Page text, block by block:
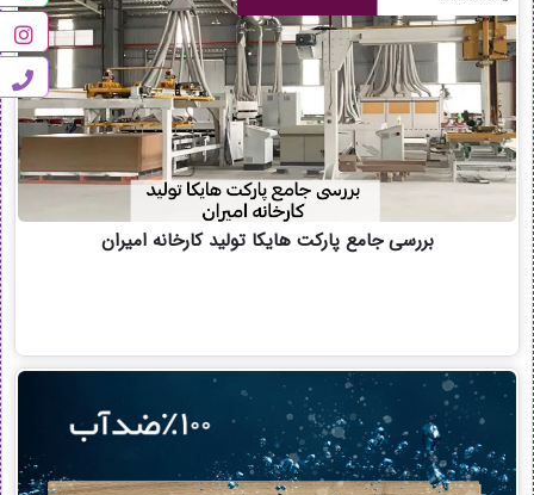
بررسی جامع پارکت هایکا تولید کارخانه امیران